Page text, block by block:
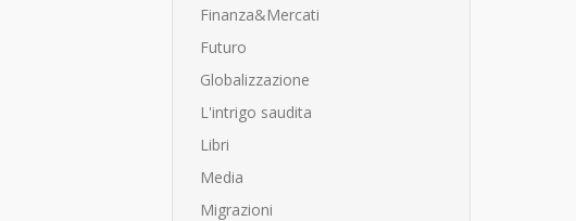
Finanza&Mercati
Futuro
Globalizzazione
L'intrigo saudita
Libri
Media
Migrazioni